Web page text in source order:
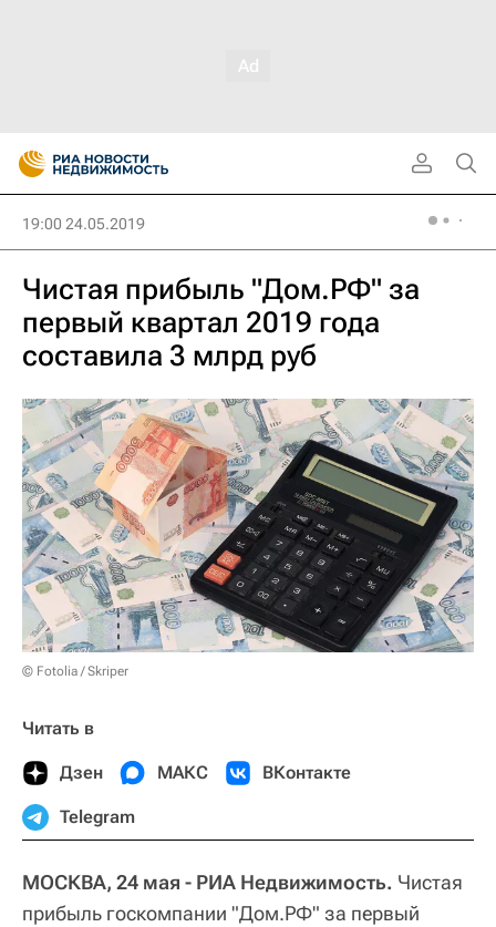
19:00 24.05.2019
Чистая прибыль "Дом.РФ" за
первый квартал 2019 года
составила 3 млрд руб
© Fotolia / Skriper
Читать в
Дзен МАКС ВКонтакте
Telegram
МОСКВА, 24 мая - РИА Недвижимость. Чистая
прибыль госкомпании "Дом.РФ" за первый